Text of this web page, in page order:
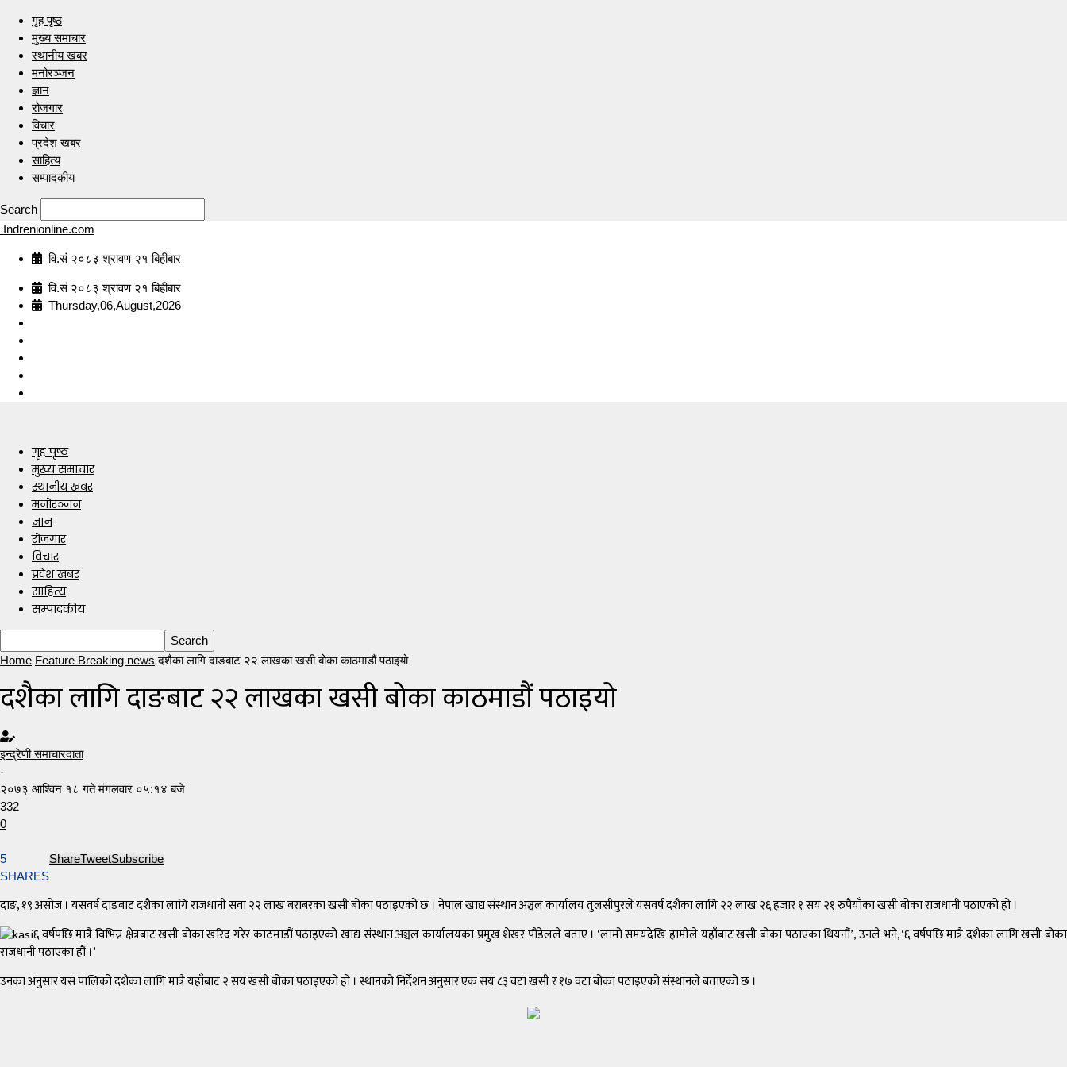
गृह पृष्ठ
मुख्य समाचार
स्थानीय खबर
मनोरञ्जन
ज्ञान
रोजगार
विचार
प्रदेश खबर
साहित्य
सम्पादकीय
Search
Indrenionline.com
वि.सं २०८३ श्रावण २१ बिहीबार
वि.सं २०८३ श्रावण २१ बिहीबार
Thursday,06,August,2026
गृह पृष्ठ
मुख्य समाचार
स्थानीय खबर
मनोरञ्जन
ज्ञान
रोजगार
विचार
प्रदेश खबर
साहित्य
सम्पादकीय
Home Feature Breaking news दशैका लागि दाङबाट २२ लाखका खसी बोका काठमाडौं पठाइयो
दशैका लागि दाङबाट २२ लाखका खसी बोका काठमाडौं पठाइयो
इन्द्रेणी समाचारदाता
-
२०७३ आश्विन १८ गते मंगलवार ०५:१४ बजे
332
0
5
SHARES
ShareTweetSubscribe
दाङ, १९ असोज । यसवर्ष दाङबाट दशैका लागि राजधानी सवा २२ लाख बराबरका खसी बोका पठाइएको छ । नेपाल खाद्य संस्थान अञ्चल कार्यालय तुलसीपुरले यसवर्ष दशैका लागि २२ लाख २६ हजार १ सय २१ रुपैयाँका खसी बोका राजधानी पठाएको हो ।
६ वर्षपछि मात्रै विभिन्न क्षेत्रबाट खसी बोका खरिद गरेर काठमाडौं पठाइएको खाद्य संस्थान अञ्चल कार्यालयका प्रमुख शेखर पौडेलले बताए । ‘लामो समयदेखि हामीले यहाँबाट खसी बोका पठाएका थियनौं’, उनले भने, ‘६ वर्षपछि मात्रै दशैका लागि खसी बोका
राजधानी पठाएका हौं ।’
उनका अनुसार यस पालिको दशैका लागि मात्रै यहाँबाट २ सय खसी बोका पठाइएको हो । स्थानको निर्देशन अनुसार एक सय ८३ वटा खसी र १७ वटा बोका पठाइएको संस्थानले बताएको छ ।